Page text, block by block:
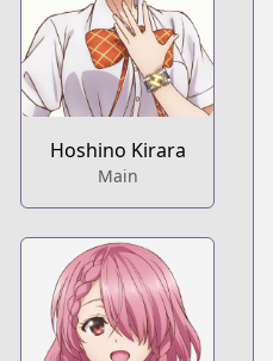
Hoshino Kirara
Main